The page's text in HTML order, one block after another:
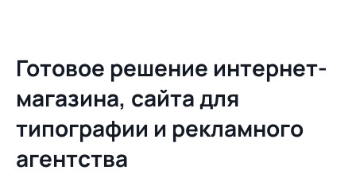
Готовое решение интернет-
магазина, сайта для
типографии и рекламного
агентства